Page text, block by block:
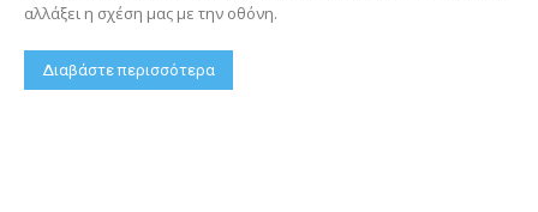
αλλάξει η σχέση μας με την οθόνη.
Διαβάστε περισσότερα